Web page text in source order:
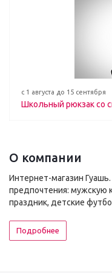
с 1 августа до 15 сентября
Школьный рюкзак со
О компании
Интернет-магазин
предпочтения: мужскую
праздник, детские
Подробнее